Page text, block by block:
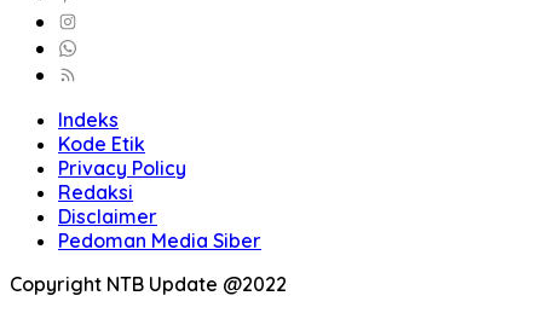
Indeks
Kode Etik
Privacy Policy
Redaksi
Disclaimer
Pedoman Media Siber
Copyright NTB Update @2022